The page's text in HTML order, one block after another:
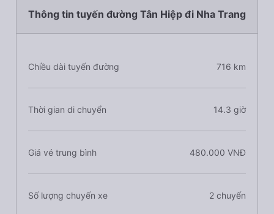
Thông tin tuyến đường Tân Hiệp đi Nha Trang
Chiều dài tuyến đường 716 km
Thời gian di chuyển 14.3 giờ
Giá vé trung bình 480.000 VNĐ
Số lượng chuyến xe 2 chuyến